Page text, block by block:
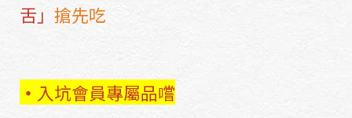
舌」 搶先吃
・ 入坑會員專屬品嚐